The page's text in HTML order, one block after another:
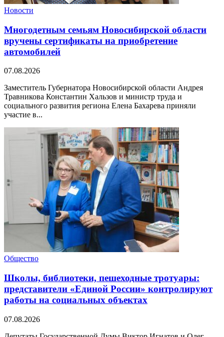
Новости
Многодетным семьям Новосибирской области
вручены сертификаты на приобретение
автомобилей
07.08.2026
Заместитель Губернатора Новосибирской области Андрея
Травникова Константин Хальзов и министр труда и
социального развития региона Елена Бахарева приняли
участие в...
Общество
Школы, библиотеки, пешеходные тротуары:
представители «Единой России» контролируют
работы на социальных объектах
07.08.2026